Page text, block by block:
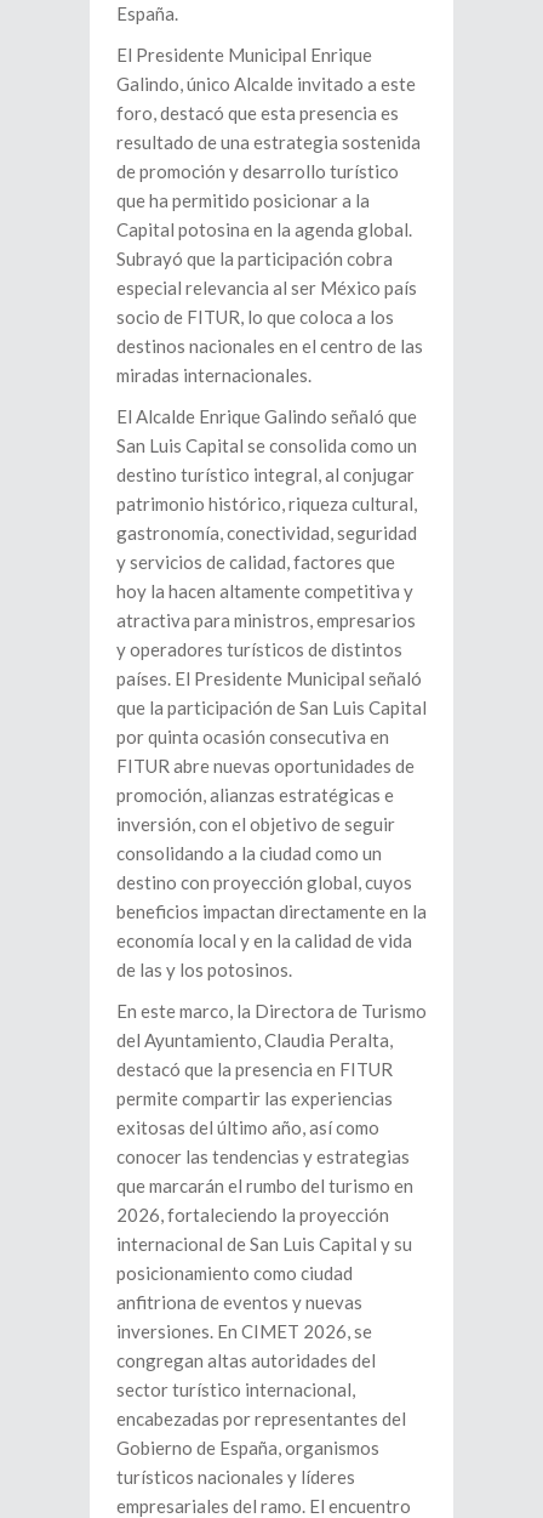
España.
El Presidente Municipal Enrique
Galindo, único Alcalde invitado a este
foro, destacó que esta presencia es
resultado de una estrategia sostenida
de promoción y desarrollo turístico
que ha permitido posicionar a la
Capital potosina en la agenda global.
Subrayó que la participación cobra
especial relevancia al ser México país
socio de FITUR, lo que coloca a los
destinos nacionales en el centro de las
miradas internacionales.
El Alcalde Enrique Galindo señaló que
San Luis Capital se consolida como un
destino turístico integral, al conjugar
patrimonio histórico, riqueza cultural,
gastronomía, conectividad, seguridad
y servicios de calidad, factores que
hoy la hacen altamente competitiva y
atractiva para ministros, empresarios
y operadores turísticos de distintos
países. El Presidente Municipal señaló
que la participación de San Luis Capital
por quinta ocasión consecutiva en
FITUR abre nuevas oportunidades de
promoción, alianzas estratégicas e
inversión, con el objetivo de seguir
consolidando a la ciudad como un
destino con proyección global, cuyos
beneficios impactan directamente en la
economía local y en la calidad de vida
de las y los potosinos.
En este marco, la Directora de Turismo
del Ayuntamiento, Claudia Peralta,
destacó que la presencia en FITUR
permite compartir las experiencias
exitosas del último año, así como
conocer las tendencias y estrategias
que marcarán el rumbo del turismo en
2026, fortaleciendo la proyección
internacional de San Luis Capital y su
posicionamiento como ciudad
anfitriona de eventos y nuevas
inversiones. En CIMET 2026, se
congregan altas autoridades del
sector turístico internacional,
encabezadas por representantes del
Gobierno de España, organismos
turísticos nacionales y líderes
empresariales del ramo. El encuentro